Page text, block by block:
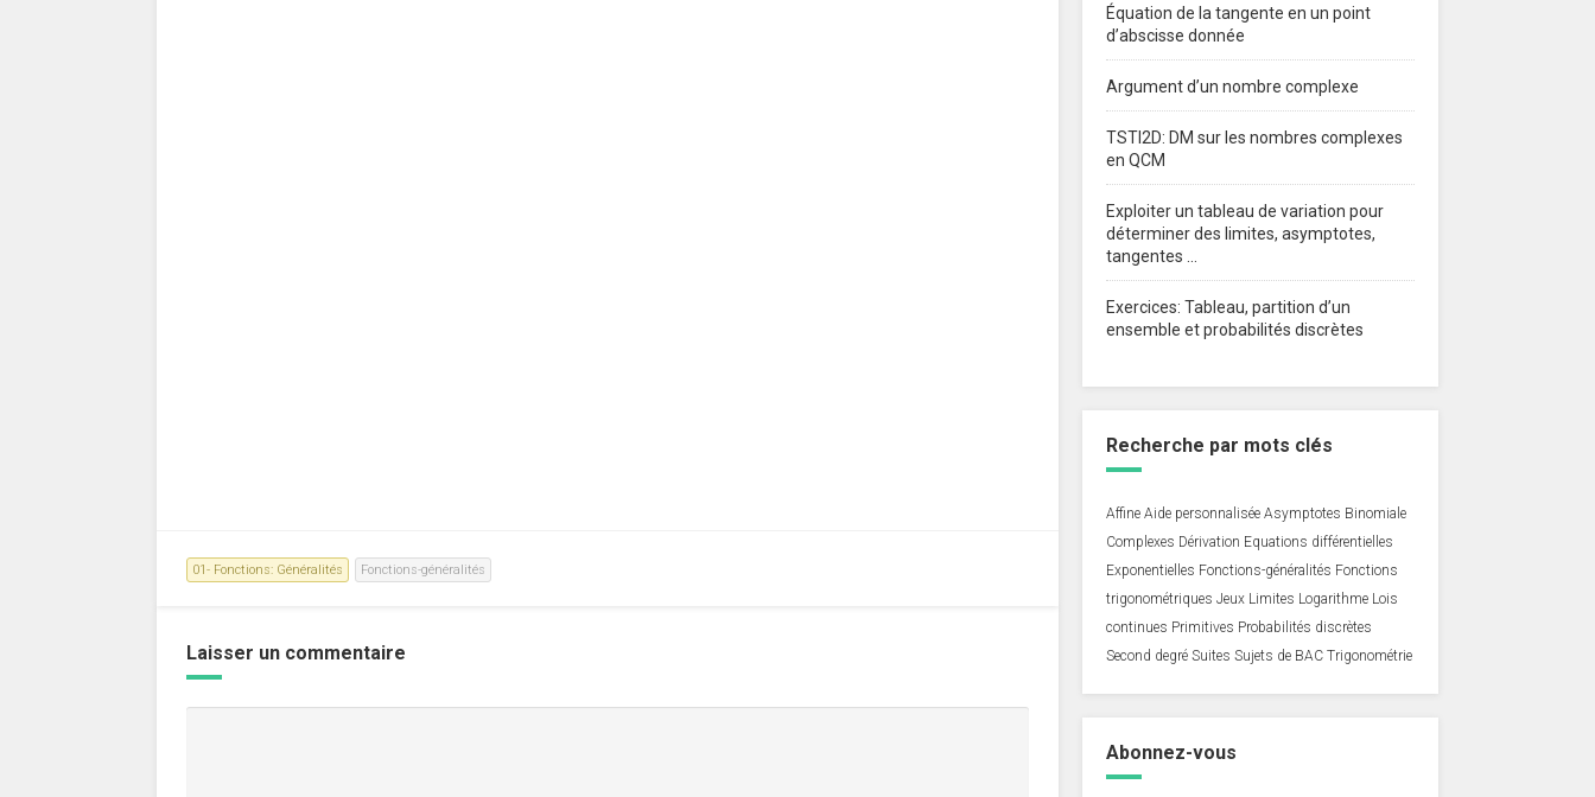
01- Fonctions: Généralités Fonctions-généralités
Laisser un commentaire
Équation de la tangente en un point
d’abscisse donnée
Argument d’un nombre complexe
TSTI2D: DM sur les nombres complexes
en QCM
Exploiter un tableau de variation pour
déterminer des limites, asymptotes,
tangentes …
Exercices: Tableau, partition d’un
ensemble et probabilités discrètes
Recherche par mots clés
Affine Aide personnalisée Asymptotes Binomiale
Complexes Dérivation Equations différentielles
Exponentielles Fonctions-généralités Fonctions
trigonométriques Jeux Limites Logarithme Lois
continues Primitives Probabilités discrètes
Second degré Suites Sujets de BAC Trigonométrie
Abonnez-vous